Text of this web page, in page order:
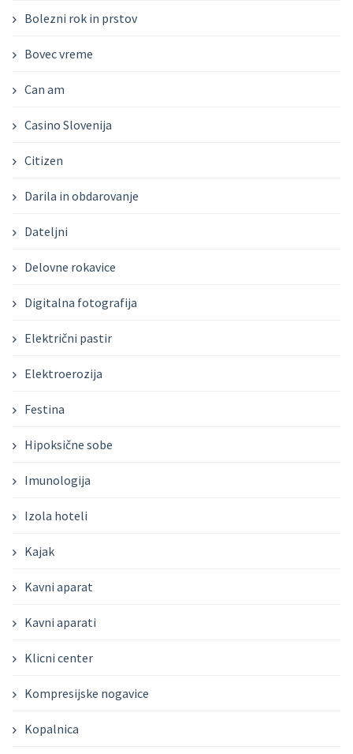
Bolezni rok in prstov
Bovec vreme
Can am
Casino Slovenija
Citizen
Darila in obdarovanje
Dateljni
Delovne rokavice
Digitalna fotografija
Električni pastir
Elektroerozija
Festina
Hipoksične sobe
Imunologija
Izola hoteli
Kajak
Kavni aparat
Kavni aparati
Klicni center
Kompresijske nogavice
Kopalnica